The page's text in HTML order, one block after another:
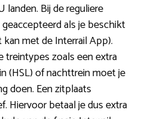
landen. Bij de reguliere
als je beschikt
met de Interrail App).
treintypes zoals een extra
(HSL) of nachttrein moet je
doen. Een zitplaats
Hiervoor betaal je dus extra